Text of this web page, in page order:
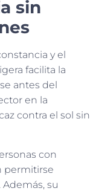
sin
y el
facilita la
antes del
en la
contra el sol sin
con
permitirse
su